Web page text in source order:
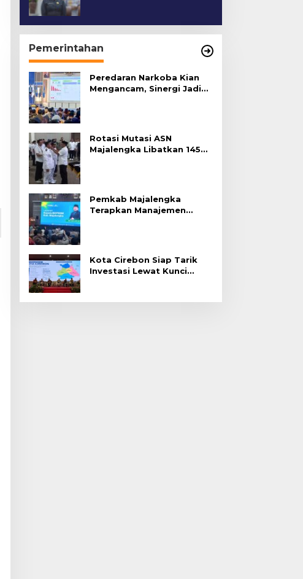
Pemerintahan
Peredaran Narkoba Kian
Mengancam, Sinergi Jadi
Rotasi Mutasi ASN
Majalengka Libatkan 145
Pemkab Majalengka
Terapkan Manajemen
Kota Cirebon Siap Tarik
Investasi Lewat Kunci